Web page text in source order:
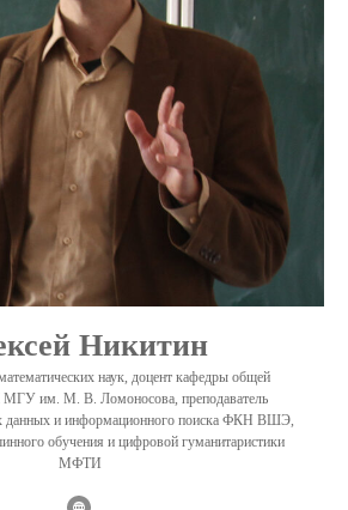
Никитин
наук, доцент кафедры общей
им. М. В. Ломоносова, преподаватель
данных и информационного поиска ФКН ВШЭ,
обучения и цифровой гуманитаристики
МФТИ